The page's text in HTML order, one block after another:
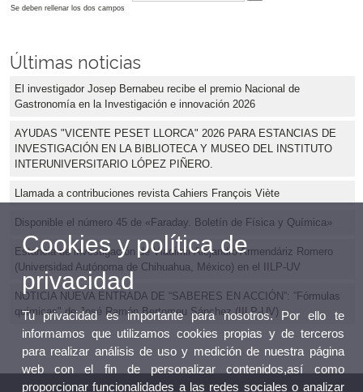
Se deben rellenar los dos campos
Últimas noticias
El investigador Josep Bernabeu recibe el premio Nacional de
Gastronomía en la Investigación e innovación 2026
AYUDAS "VICENTE PESET LLORCA" 2026 PARA ESTANCIAS DE
INVESTIGACIÓN EN LA BIBLIOTECA Y MUSEO DEL INSTITUTO
INTERUNIVERSITARIO LÓPEZ PIÑERO.
Llamada a contribuciones revista Cahiers François Viète
Disponible el número 45 de «Faraday. Boletín de Física y Química»
Estancia de investigación de Vladimir Alejandro Armendáriz Romero
(Universidad Autónoma de Chihuahua, México) en el IILP-UV
NOTICIA NUEVA ENTRADA DE “SABERES EN ACCIÓN”: ”Fórmulas
químicas" de José Ramón Bertomeu Sánchez (IILP-UV)
Cookies y política de
privacidad
Tu privacidad es importante para nosotros. Por ello te
informamos que utilizamos cookies propias y de terceros
para realizar análisis de uso y medición de nuestra página
web con el fin de personalizar contenidos,así como
proporcionar funcionalidades a las redes sociales o analizar